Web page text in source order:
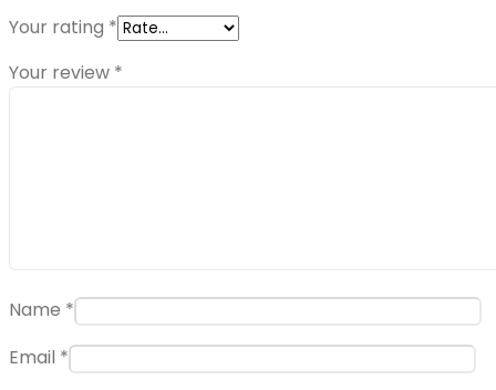
Your rating *
Your review *
Name *
Email *